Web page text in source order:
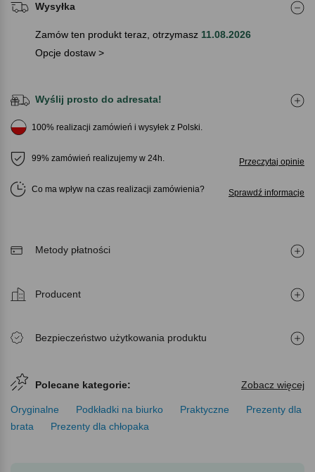
Wysyłka
Zamów ten produkt teraz, otrzymasz 11.08.2026
Opcje dostaw >
Wyślij prosto do adresata!
100% realizacji zamówień i wysyłek z Polski.
99% zamówień realizujemy w 24h. Przeczytaj opinie
Co ma wpływ na czas realizacji zamówienia Sprawdź informacje
Metody płatności
Producent
Bezpieczeństwo użytkowania produktu
Polecane kategorie: Zobacz więcej
Oryginalne Podkładki na biurko Praktyczne
Prezenty dla
brata
Prezenty dla chłopaka